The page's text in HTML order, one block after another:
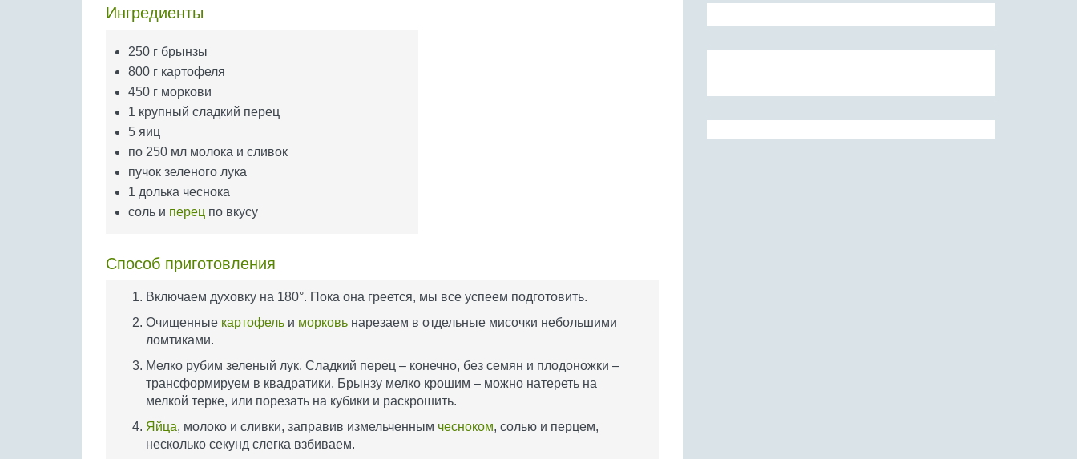
Ингредиенты
250 г брынзы
800 г картофеля
450 г моркови
1 крупный сладкий перец
5 яиц
по 250 мл молока и сливок
пучок зеленого лука
1 долька чеснока
соль и перец по вкусу
Способ приготовления
Включаем духовку на 180°. Пока она греется, мы все успеем подготовить.
Очищенные картофель и морковь нарезаем в отдельные мисочки небольшими
ломтиками.
Мелко рубим зеленый лук. Сладкий перец – конечно, без семян и плодоножки –
трансформируем в квадратики. Брынзу мелко крошим – можно натереть на
мелкой терке, или порезать на кубики и раскрошить.
Яйца, молоко и сливки, заправив измельченным чесноком, солью и перцем,
несколько секунд слегка взбиваем.